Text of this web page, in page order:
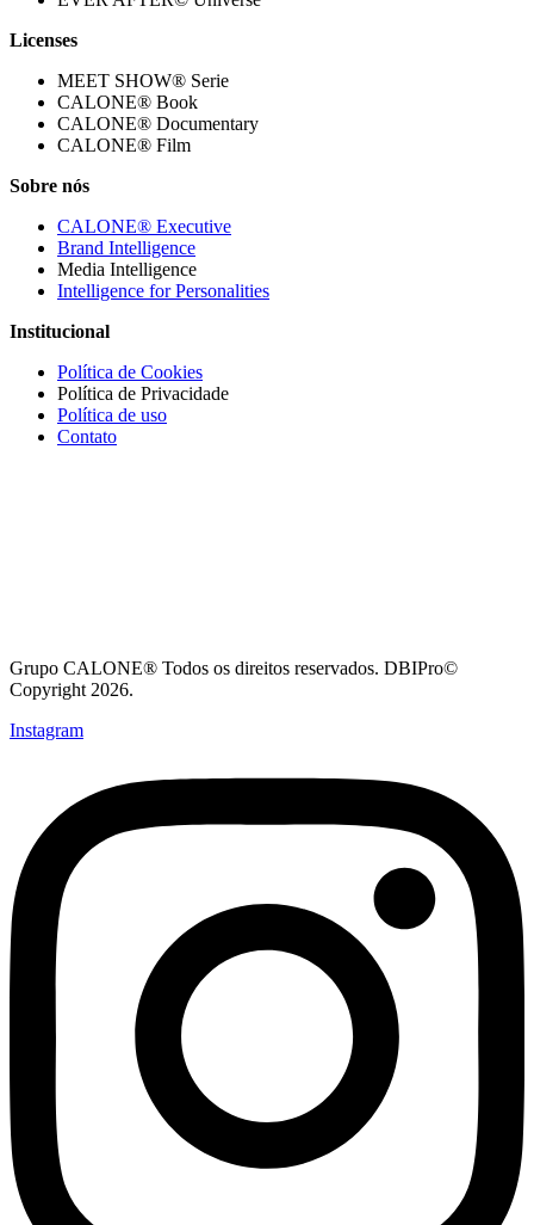
Licenses
MEET SHOW® Serie
CALONE® Book
CALONE® Documentary
CALONE® Film
Sobre nós
CALONE® Executive
Brand Intelligence
Media Intelligence
Intelligence for Personalities
Institucional
Política de Cookies
Política de Privacidade
Política de uso
Contato
Grupo CALONE® Todos os direitos reservados. DBIPro©
Copyright 2026.
Instagram